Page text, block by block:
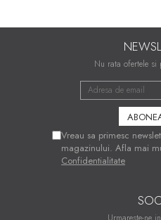
Nu rata ofertele si
Vreau sa primesc
magazinului. Afla mai
Confidentialitate